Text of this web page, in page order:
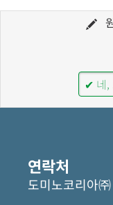
✔ 네,
연락처
도미노코리아㈜